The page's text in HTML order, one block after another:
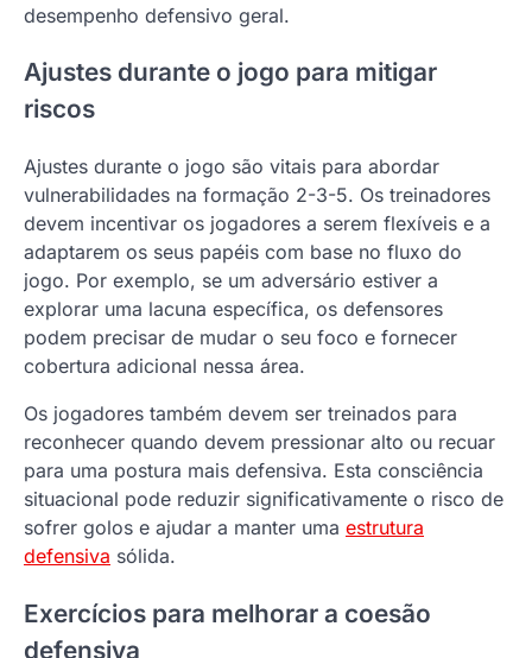
desempenho defensivo geral.
Ajustes durante o jogo para mitigar
riscos
Ajustes durante o jogo são vitais para abordar
vulnerabilidades na formação 2-3-5. Os treinadores
devem incentivar os jogadores a serem flexíveis e a
adaptarem os seus papéis com base no fluxo do
jogo. Por exemplo, se um adversário estiver a
explorar uma lacuna específica, os defensores
podem precisar de mudar o seu foco e fornecer
cobertura adicional nessa área.
Os jogadores também devem ser treinados para
reconhecer quando devem pressionar alto ou recuar
para uma postura mais defensiva. Esta consciência
situacional pode reduzir significativamente o risco de
sofrer golos e ajudar a manter uma estrutura
defensiva sólida.
Exercícios para melhorar a coesão
defensiva